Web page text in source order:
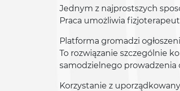
Jednym z najprostszych
Praca umożliwia
Platforma gromadzi
To rozwiązanie szczególnie
samodzielnego prowadzenia
Korzystanie z